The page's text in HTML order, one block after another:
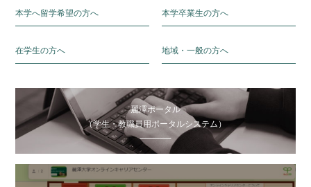
本学へ留学希望の方へ 本学卒業生の方へ
在学生の方へ 地域・一般の方へ
麗澤ポータル
（学生・教職員用ポータルシステム）